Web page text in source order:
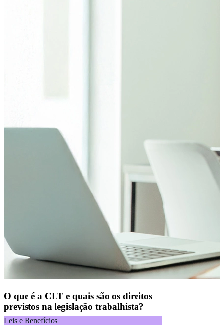
O que é a CLT e quais são os direitos
previstos na legislação trabalhista?
Leis e Benefícios